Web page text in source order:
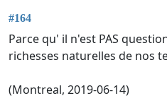
#164
Parce qu' il n'est PAS
richesses naturelles de nos
(Montreal, 2019-06-14)